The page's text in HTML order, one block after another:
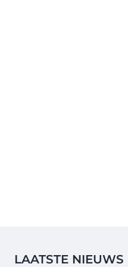
LAATSTE NIEUWS